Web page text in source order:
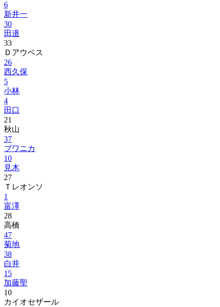
6
新井一
30
田邉
33
Ｄアウベス
26
西久保
5
小林
4
田口
21
秋山
37
ブワニカ
10
見木
27
Ｔレオンソ
1
富澤
28
高橋
47
菊地
38
白井
15
加藤聖
10
カイオセザール